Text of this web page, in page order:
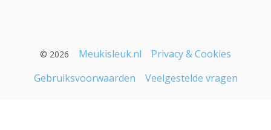
© 2026 Meukisleuk.nl
Privacy & Cookies
Gebruiksvoorwaarden
Veelgestelde vragen